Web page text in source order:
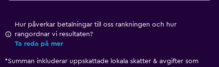
Hur påverkar betalningar till oss rankningen och hur
rangordnar vi resultaten?
Ta reda på mer
*Summan inkluderar uppskattade lokala skatter & avgifter som